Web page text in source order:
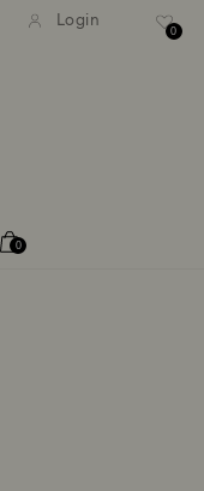
Spedizione standard
per importi superiori a 99
Login
0
0